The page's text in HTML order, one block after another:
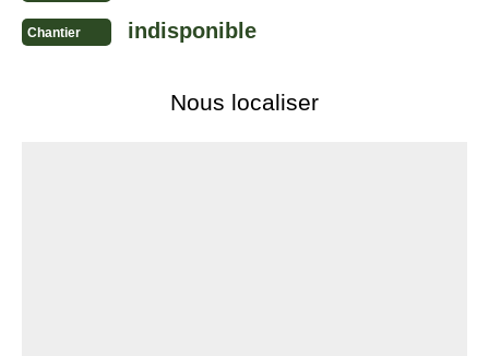
Chantier indisponible
Nous localiser